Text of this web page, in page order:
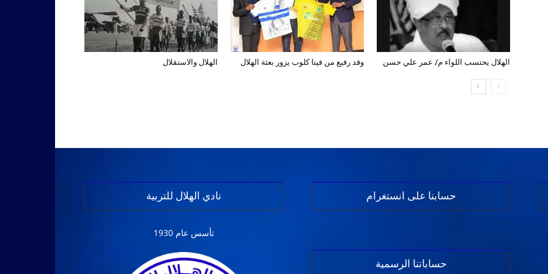
الهلال والاستقلال وفد رفيع من فيتا كلوب يزور بعثة الهلال الهلال يحتسب اللواء م/ عمر علي حسن
نادي الهلال للتربية
تأسس عام 1930
حسابنا على انستغرام
حساباتنا الرسمية